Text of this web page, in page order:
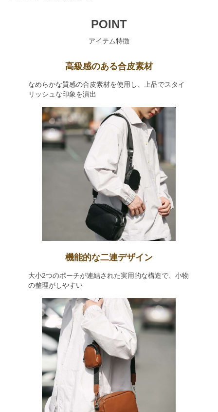
POINT
アイテム特徴
高級感のある合皮素材
なめらかな質感の合皮素材を使用し、上品でスタイ
リッシュな印象を演出
機能的な二連デザイン
大小2つのポーチが連結された実用的な構造で、小物
の整理がしやすい